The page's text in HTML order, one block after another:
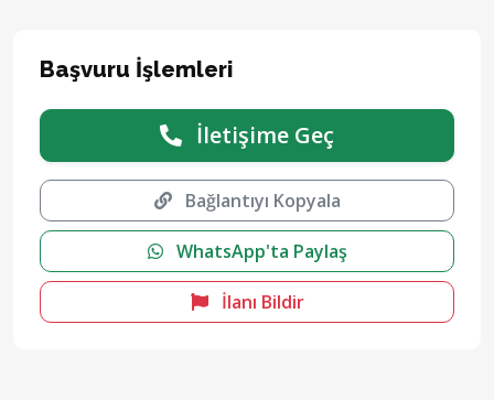
Başvuru İşlemleri
İletişime Geç
Bağlantıyı Kopyala
WhatsApp'ta Paylaş
İlanı Bildir